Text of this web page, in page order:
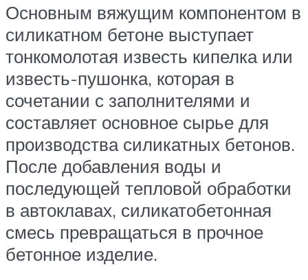
Основным вяжущим компонентом в
силикатном бетоне выступает
тонкомолотая известь кипелка или
известь-пушонка, которая в
сочетании с заполнителями и
составляет основное сырье для
производства силикатных бетонов.
После добавления воды и
последующей тепловой обработки
в автоклавах, силикатобетонная
смесь превращаться в прочное
бетонное изделие.